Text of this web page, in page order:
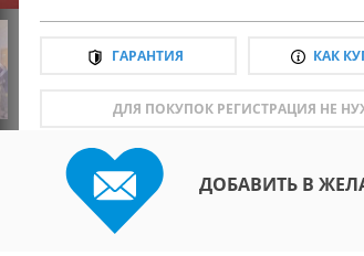
ГАРАНТИЯ КАК
ДЛЯ ПОКУПОК РЕГИСТРАЦИЯ НЕ
ДОБАВИТЬ В